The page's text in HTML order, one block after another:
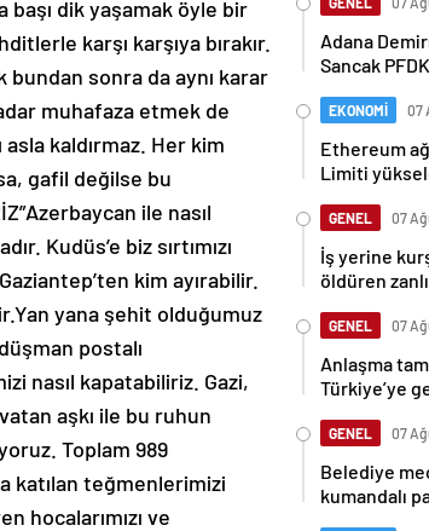
dik yaşamak öyle bir
karşı karşıya bırakır.
sonra da aynı karar
muhafaza etmek de
kaldırmaz. Her kim
gafil değilse bu
ile nasıl
Kudüs’e biz sırtımızı
kim ayırabilir.
yana şehit olduğumuz
postalı
nasıl kapatabiliriz. Gazi,
aşkı ile bu ruhun
Toplam 989
katılan teğmenlerimizi
hocalarımızı ve
Adana
Sancak
EKONOMİ 07
Ethereum
Limiti
GENEL 07
İş yerine
öldüren
GENEL 07
Anlaşma
Türkiye’ye
GENEL 07
Belediye
kumandalı